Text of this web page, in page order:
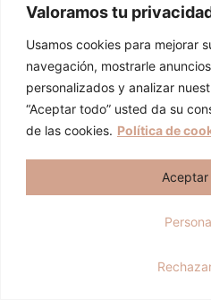
Valoramos tu
Usamos cookies para mejorar
navegación, mostrarle
personalizados y analizar
“Aceptar todo” usted da su
de las cookies. Política de
electrónica.
Organizar
casas en
Actualmente, las
realizan a través de
Hola, soy Cristina y
forma exponencial.